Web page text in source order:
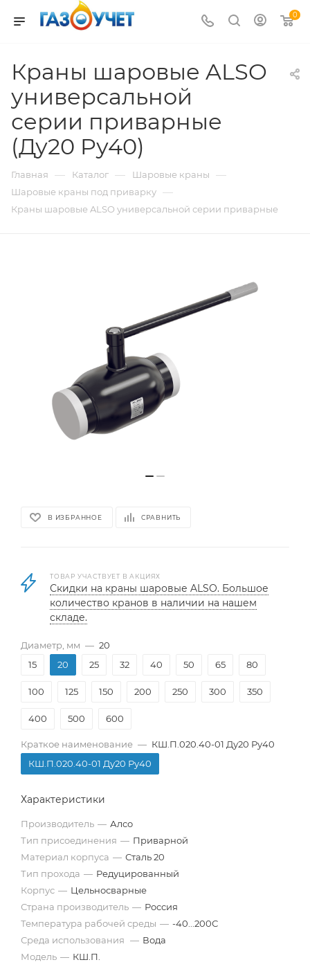
0
Краны шаровые ALSO
универсальной
серии приварные
(Ду20 Pу40)
Главная — Каталог — Шаровые краны —
Шаровые краны под приварку —
Краны шаровые ALSO универсальной серии приварные
В ИЗБРАННОЕ СРАВНИТЬ
ТОВАР УЧАСТВУЕТ В АКЦИЯХ
Скидки на краны шаровые ALSO. Большое
количество кранов в наличии на нашем
складе.
Диаметр, мм — 20
15
20 25 32 40 50 65 80
100 125 150 200 250 300 350
400 500 600
Краткое наименование — КШ.П.020.40-01 Ду20 Ру40
КШ.П.020.40-01 Ду20 Ру40
Характеристики
Производитель — Алсо
Тип присоединения — Приварной
Материал корпуса — Сталь 20
Тип прохода — Редуцированный
Корпус — Цельносварные
Страна производитель — Россия
Температура рабочей среды — -40...200С
Среда использования — Вода
Модель — КШ.П.